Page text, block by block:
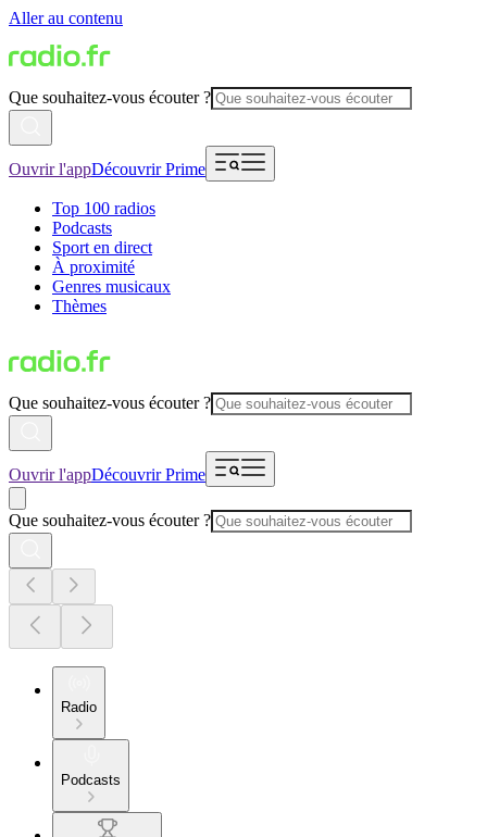
Aller au contenu
Que souhaitez-vous écouter ?
Ouvrir l'appDécouvrir Prime
Top 100 radios
Podcasts
Sport en direct
À proximité
Genres musicaux
Thèmes
Que souhaitez-vous écouter ?
Ouvrir l'appDécouvrir Prime
Que souhaitez-vous écouter ?
Radio
Podcasts